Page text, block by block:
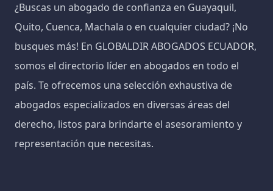
¿Buscas un abogado de confianza en Guayaquil,
Quito, Cuenca, Machala o en cualquier ciudad? ¡No
busques más! En GLOBALDIR ABOGADOS ECUADOR,
somos el directorio líder en abogados en todo el
país. Te ofrecemos una selección exhaustiva de
abogados especializados en diversas áreas del
derecho, listos para brindarte el asesoramiento y
representación que necesitas.